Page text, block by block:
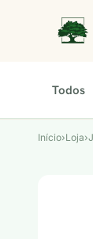
Todos
Início›Loja›